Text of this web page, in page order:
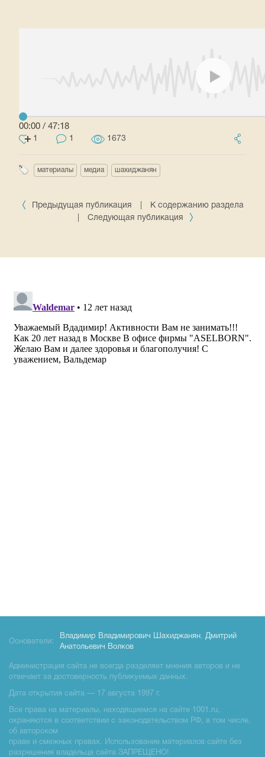
00:00 / 47:18
1 1 1673
материалы медиа шахиджанян
Предыдущая публикация
К содержанию раздела
Следующая публикация
Основатели:
Владимир Владимирович Шахиджанян, Дмитрий
Анатольевич Волков
Администрация сайта не всегда разделяет мнения авторов и не
отвечает за достоверность публикуемых данных.
Дата открытия сайта — 17 августа 1997 г.
Все права на материалы, находящиемся на сайте 1001.ru,
охраняются в соответствии с законодательством РФ, в том числе,
об авторском
праве и смежных правах. Использование материалов сайте без
разрешения владельца сайта ЗАПРЕЩЕНО!